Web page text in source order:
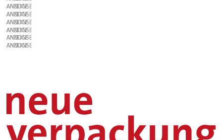
ANZEIGE
ANZEIGE
ANZEIGE
ANZEIGE
ANZEIGE
ANZEIGE